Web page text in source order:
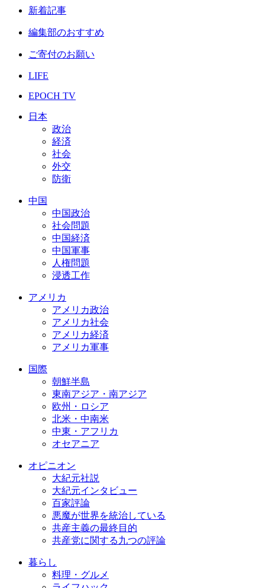
新着記事
編集部のおすすめ
ご寄付のお願い
LIFE
EPOCH TV
日本
政治
経済
社会
外交
防衛
中国
中国政治
社会問題
中国経済
中国軍事
人権問題
浸透工作
アメリカ
アメリカ政治
アメリカ社会
アメリカ経済
アメリカ軍事
国際
朝鮮半島
東南アジア・南アジア
欧州・ロシア
北米・中南米
中東・アフリカ
オセアニア
オピニオン
大紀元社説
大紀元インタビュー
百家評論
悪魔が世界を統治している
共産主義の最終目的
共産党に関する九つの評論
暮らし
料理・グルメ